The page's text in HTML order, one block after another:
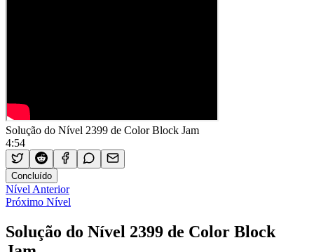
Solução do Nível 2399 de Color Block Jam
4:54
Concluído
Nível Anterior
Próximo Nível
Solução do Nível 2399 de Color Block